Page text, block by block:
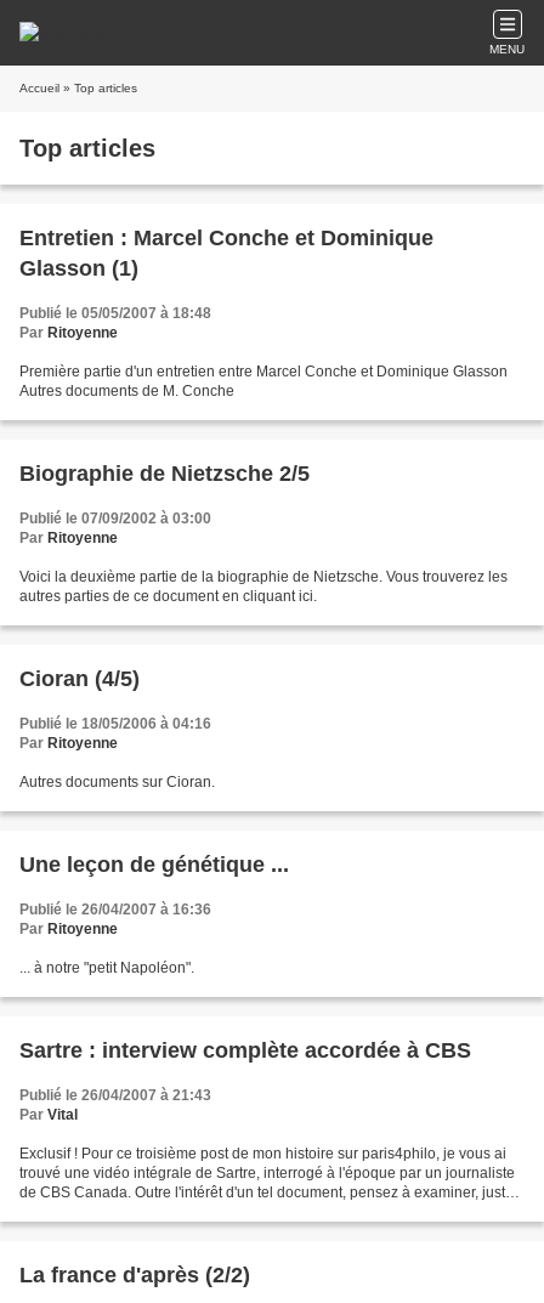
MENU
Accueil » Top articles
Top articles
Entretien : Marcel Conche et Dominique
Glasson (1)
Publié le 05/05/2007 à 18:48
Par Ritoyenne
Première partie d'un entretien entre Marcel Conche et Dominique Glasson
Autres documents de M. Conche
Biographie de Nietzsche 2/5
Publié le 07/09/2002 à 03:00
Par Ritoyenne
Voici la deuxième partie de la biographie de Nietzsche. Vous trouverez les
autres parties de ce document en cliquant ici.
Cioran (4/5)
Publié le 18/05/2006 à 04:16
Par Ritoyenne
Autres documents sur Cioran.
Une leçon de génétique ...
Publié le 26/04/2007 à 16:36
Par Ritoyenne
... à notre "petit Napoléon".
Sartre : interview complète accordée à CBS
Publié le 26/04/2007 à 21:43
Par Vital
Exclusif ! Pour ce troisième post de mon histoire sur paris4philo, je vous ai
trouvé une vidéo intégrale de Sartre, interrogé à l'époque par un journaliste
de CBS Canada. Outre l'intérêt d'un tel document, pensez à examiner, juste
La france d'après (2/2)